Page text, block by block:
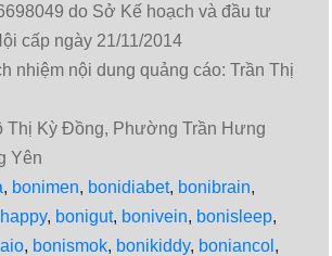
do Sở Kế hoạch và đầu tư
cấp ngày 21/11/2014
nhiệm nội dung quảng cáo: Trần Thị
Thị Kỳ Đồng, Phường Trần Hưng
Yên
, bonimen, bonidiabet, bonibrain,
, bonigut, bonivein, bonisleep,
, bonismok, bonikiddy, boniancol ,